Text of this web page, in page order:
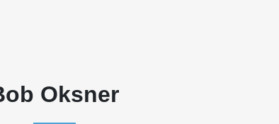
Oksner